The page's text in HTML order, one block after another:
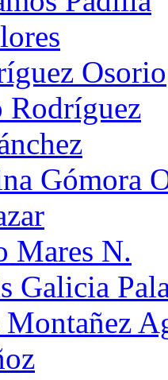
Osorio
Rodríguez
Gómora
Mares N.
Galicia
Montañez